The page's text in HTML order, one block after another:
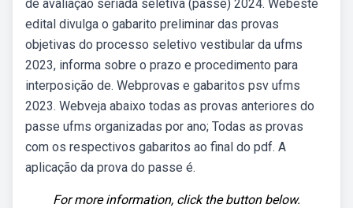
de avaliação seriada seletiva (passe) 2024. Webeste
edital divulga o gabarito preliminar das provas
objetivas do processo seletivo vestibular da ufms
2023, informa sobre o prazo e procedimento para
interposição de. Webprovas e gabaritos psv ufms
2023. Webveja abaixo todas as provas anteriores do
passe ufms organizadas por ano; Todas as provas
com os respectivos gabaritos ao final do pdf. A
aplicação da prova do passe é.
For more information, click the button below.